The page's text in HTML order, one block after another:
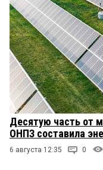
Десятую часть от
ОНПЗ составила
6 августа 12:35 0